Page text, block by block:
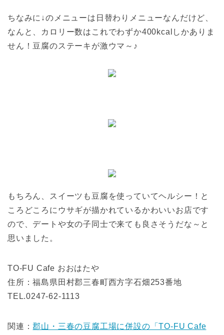
ちなみに↓のメニューは日替わりメニューなんだけど、
なんと、カロリー数はこれでわずか400kcalしかありま
せん！豆腐のステーキが激ウマ～♪
もちろん、スイーツも豆腐を使っていてヘルシー！と
ころどころにウサギが描かれているかわいいお店です
ので、デートや女の子同士で来ても良さそうだな～と
思いました。
TO-FU Cafe おおはたや
住所：福島県田村郡三春町西方字石畑253番地
TEL.0247-62-1113
関連：郡山・三春の豆腐工場に併設の「TO-FU Cafe